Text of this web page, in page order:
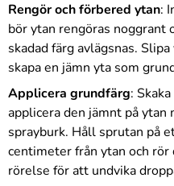
Rengör och förbered ytan:
bör ytan rengöras
skadad färg avlägsnas.
skapa en jämn yta som
Applicera grundfärg:
applicera den jämnt på
sprayburk. Håll sprutan på
centimeter från ytan och rör
rörelse för att undvika